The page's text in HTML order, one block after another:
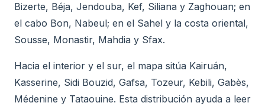
Bizerte, Béja, Jendouba, Kef, Siliana y Zaghouan; en
el cabo Bon, Nabeul; en el Sahel y la costa oriental,
Sousse, Monastir, Mahdia y Sfax.
Hacia el interior y el sur, el mapa sitúa Kairuán,
Kasserine, Sidi Bouzid, Gafsa, Tozeur, Kebili, Gabès,
Médenine y Tataouine. Esta distribución ayuda a leer